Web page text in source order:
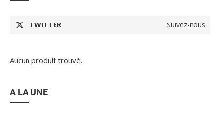
TWITTER Suivez-nous
Aucun produit trouvé.
A LA UNE